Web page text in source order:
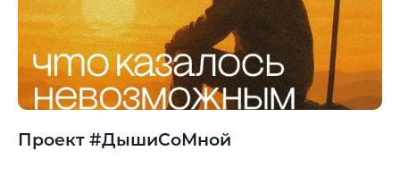
Проект #ДышиСоМной